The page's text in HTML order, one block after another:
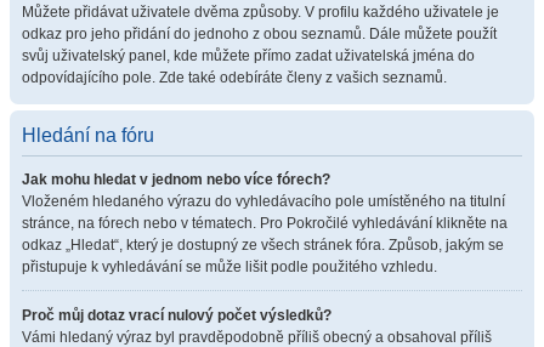
Můžete přidávat uživatele dvěma způsoby. V profilu každého uživatele je
odkaz pro jeho přidání do jednoho z obou seznamů. Dále můžete použít
svůj uživatelský panel, kde můžete přímo zadat uživatelská jména do
odpovídajícího pole. Zde také odebíráte členy z vašich seznamů.
Hledání na fóru
Jak mohu hledat v jednom nebo více fórech?
Vloženém hledaného výrazu do vyhledávacího pole umístěného na titulní
stránce, na fórech nebo v tématech. Pro Pokročilé vyhledávání klikněte na
odkaz „Hledat“, který je dostupný ze všech stránek fóra. Způsob, jakým se
přistupuje k vyhledávání se může lišit podle použitého vzhledu.
Proč můj dotaz vrací nulový počet výsledků?
Vámi hledaný výraz byl pravděpodobně příliš obecný a obsahoval příliš